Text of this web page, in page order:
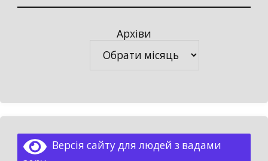
Архіви
Версія сайту для людей з вадами